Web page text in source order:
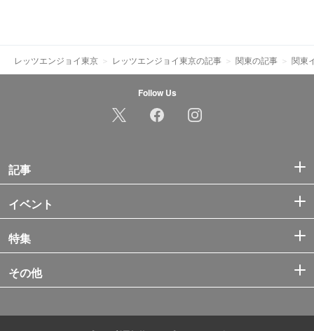
レッツエンジョイ東京 レッツエンジョイ東京の記事 関東の記事 関東
Follow Us
記事
イベント
特集
その他